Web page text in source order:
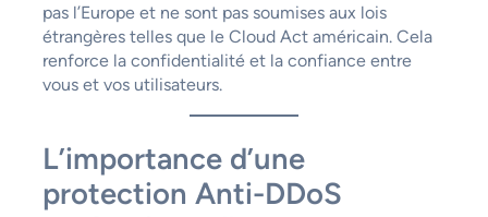
pas l’Europe et ne sont pas soumises aux lois
étrangères telles que le Cloud Act américain. Cela
renforce la confidentialité et la confiance entre
vous et vos utilisateurs.
L’importance d’une
protection Anti-DDoS